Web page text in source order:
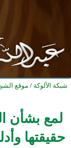
شبكة الألوكة / موقع
لمع بشأن
حقيقتها